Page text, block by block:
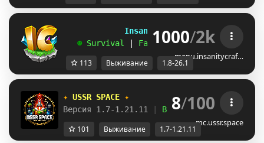
InsanityCraft || 1.8 - 26.1
☻ Survival Factions | Skyblock
1000/2k
menu.insanitycraf…
113 Выживание 1.8-26.1
✦ USSR SPACE ✦
Версия 1.7-1.21.11
Выживание | Приваты
8/100
mc.ussr.space
101 Выживание 1.7-1.21.11